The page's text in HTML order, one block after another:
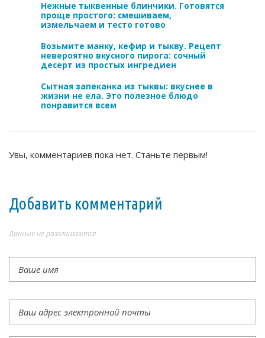
Нежные тыквенные блинчики. Готовятся
проще простого: смешиваем,
измельчаем и тесто готово
Возьмите манку, кефир и тыкву. Рецепт
невероятно вкусного пирога: сочный
десерт из простых ингредиен
Сытная запеканка из тыквы: вкуснее в
жизни не ела. Это полезное блюдо
понравится всем
Увы, комментариев пока нет. Станьте первым!
Добавить комментарий
Данные не разглашаются